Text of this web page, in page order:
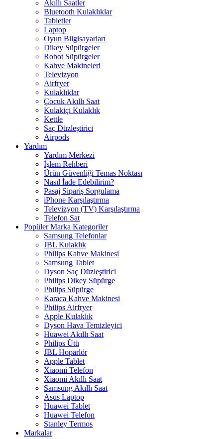
Akıllı Saatler
Bluetooth Kulaklıklar
Tabletler
Laptop
Oyun Bilgisayarları
Dikey Süpürgeler
Robot Süpürgeler
Kahve Makineleri
Televizyon
Airfryer
Kulaklıklar
Çocuk Akıllı Saat
Kulakiçi Kulaklık
Kettle
Saç Düzleştirici
Airpods
Yardım
Yardım Merkezi
İşlem Rehberi
Ürün Güvenliği Temas Noktası
Nasıl İade Edebilirim?
Pasaj Sipariş Sorgulama
iPhone Karşılaştırma
Televizyon (TV) Karşılaştırma
Telefon Sat
Popüler Marka Kategoriler
Samsung Telefonlar
JBL Kulaklık
Philips Kahve Makinesi
Samsung Tablet
Dyson Saç Düzleştirici
Philips Dikey Süpürge
Philips Süpürge
Karaca Kahve Makinesi
Philips Airfryer
Apple Kulaklık
Dyson Hava Temizleyici
Huawei Akıllı Saat
Philips Ütü
JBL Hoparlör
Apple Tablet
Xiaomi Telefon
Xiaomi Akıllı Saat
Samsung Akıllı Saat
Asus Laptop
Huawei Tablet
Huawei Telefon
Stanley Termos
Markalar